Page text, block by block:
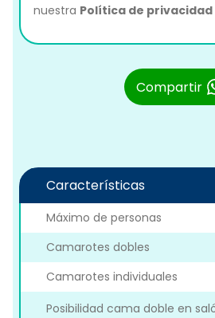
nuestra Política de privacidad
Compartir
Características
Máximo de personas
Camarotes dobles
Camarotes individuales
Posibilidad cama doble en